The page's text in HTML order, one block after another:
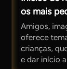
os mais
Amigos,
oferece
crianças,
e dar início